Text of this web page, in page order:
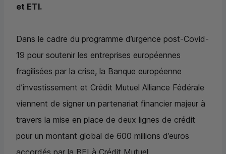
et ETI.
Dans le cadre du programme d’urgence post-Covid-
19 pour soutenir les entreprises européennes
fragilisées par la crise, la Banque européenne
d’investissement et Crédit Mutuel Alliance Fédérale
viennent de signer un partenariat financier majeur à
travers la mise en place de deux lignes de crédit
pour un montant global de 600 millions d’euros